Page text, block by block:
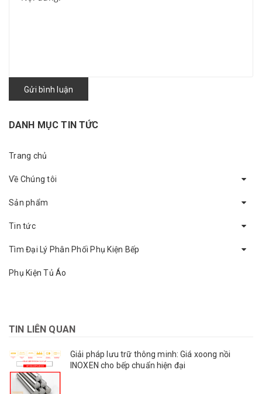
Gửi bình luận
DANH MỤC TIN TỨC
Trang chủ
Về Chúng tôi
Sản phẩm
Tin tức
Tìm Đại Lý Phân Phối Phụ Kiện Bếp
Phụ Kiện Tủ Áo
TIN LIÊN QUAN
Giải pháp lưu trữ thông minh: Giá xoong nồi
INOXEN cho bếp chuẩn hiện đại